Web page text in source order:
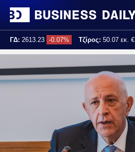
ΓΔ: 2613.23 -0.07% Τζίρος: 50.07 εκ. €